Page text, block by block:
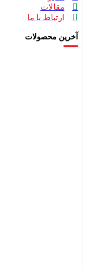
مقالات
ارتباط با ما
آخرین محصولات